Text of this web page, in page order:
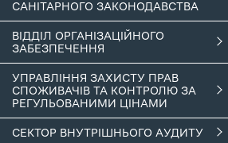
САНІТАРНОГО ЗАКОНОДАВСТВА
ВІДДІЛ ОРГАНІЗАЦІЙНОГО
ЗАБЕЗПЕЧЕННЯ
УПРАВЛІННЯ ЗАХИСТУ ПРАВ
СПОЖИВАЧІВ ТА КОНТРОЛЮ ЗА
РЕГУЛЬОВАНИМИ ЦІНАМИ
СЕКТОР ВНУТРІШНЬОГО АУДИТУ